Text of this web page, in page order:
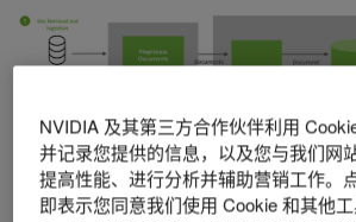
图 1。RAG 架构师e
NVIDIA 及其第三方合作伙伴利用
并记录您提供的信息，以及您与我们网
提高性能、进行分析并辅助营销工作。点
即表示您同意我们使用 Cookie 和其他